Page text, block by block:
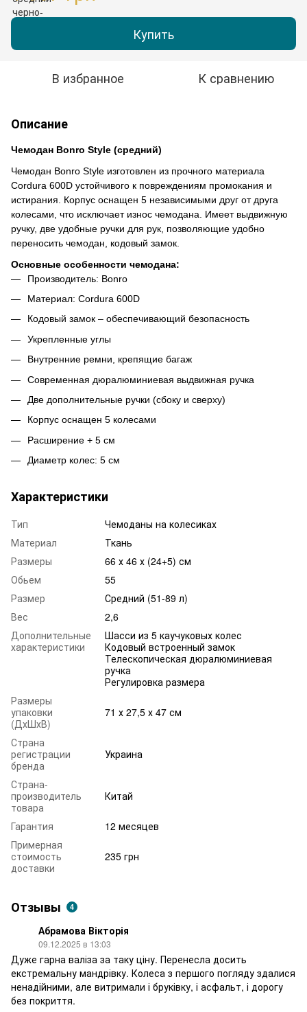
Купить
В избранное К сравнению
Описание
Чемодан Bonro Style (средний)
Чемодан Bonro Style изготовлен из прочного материала
Cordura 600D устойчивого к повреждениям промокания и
истирания. Корпус оснащен 5 независимыми друг от друга
колесами, что исключает износ чемодана. Имеет выдвижную
ручку, две удобные ручки для рук, позволяющие удобно
переносить чемодан, кодовый замок.
Основные особенности чемодана:
Производитель: Bonro
Материал: Cordura 600D
Кодовый замок – обеспечивающий безопасность
Укрепленные углы
Внутренние ремни, крепящие багаж
Современная дюралюминиевая выдвижная ручка
Две дополнительные ручки (сбоку и сверху)
Корпус оснащен 5 колесами
Расширение + 5 см
Диаметр колес: 5 см
Характеристики
Тип
Чемоданы на колесиках
Материал
Ткань
Размеры
66 х 46 х (24+5) см
Обьем
55
Размер
Средний (51-89 л)
Вес
2,6
Дополнительные
характеристики
Шасси из 5 каучуковых колес
Кодовый встроенный замок
Телескопическая дюралюминиевая
ручка
Регулировка размера
Размеры
упаковки
(ДхШхВ)
71 х 27,5 х 47 см
Страна
регистрации
бренда
Украина
Страна-
производитель
товара
Китай
Гарантия
12 месяцев
Примерная
стоимость
доставки
235 грн
Отзывы 4
Абрамова Вікторія
09.12.2025 в 13:03
Дуже гарна валіза за таку ціну. Перенесла досить
екстремальну мандрівку. Колеса з першого погляду здалися
ненадійними, але витримали і бруківку, і асфальт, і дорогу
без покриття.